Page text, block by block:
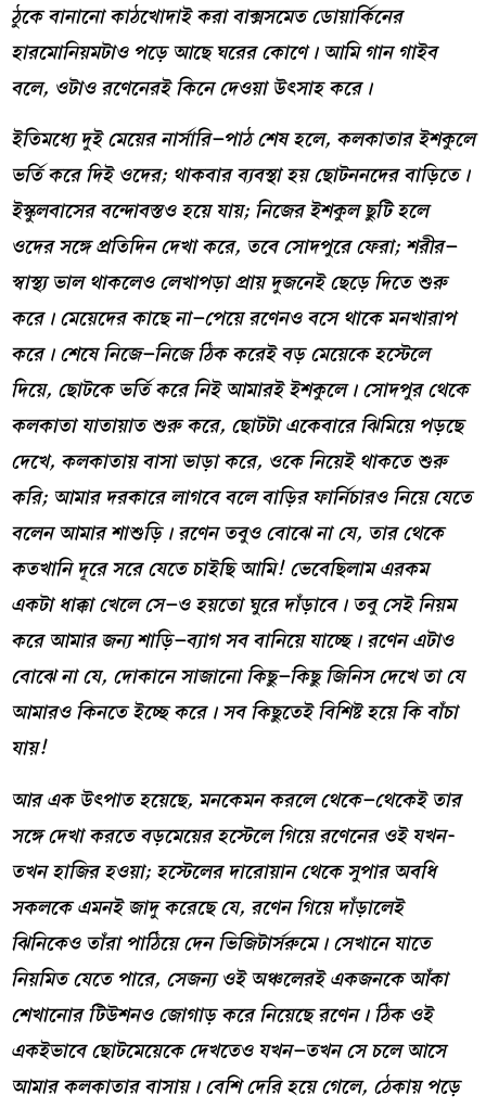
ঠুকে বানানো কাঠখোদাই করা বাক্সসমেত ডোয়ার্কিনের
হারমোনিয়মটাও পড়ে আছে ঘরের কোণে। আমি গান গাইব
বলে, ওটাও রণেনেরই কিনে দেওয়া উৎসাহ করে।
ইতিমধ্যে দুই মেয়ের নার্সারি–পাঠ শেষ হলে, কলকাতার ইশকুলে
ভর্তি করে দিই ওদের; থাকবার ব্যবস্থা হয় ছোটননদের বাড়িতে।
ইস্কুলবাসের বন্দোবস্তও হয়ে যায়; নিজের ইশকুল ছুটি হলে
ওদের সঙ্গে প্রতিদিন দেখা করে, তবে সোদপুরে ফেরা; শরীর–
স্বাস্থ্য ভাল থাকলেও লেখাপড়া প্রায় দুজনেই ছেড়ে দিতে শুরু
করে। মেয়েদের কাছে না–পেয়ে রণেনও বসে থাকে মনখারাপ
করে। শেষে নিজে–নিজে ঠিক করেই বড় মেয়েকে হস্টেলে
দিয়ে, ছোটকে ভর্তি করে নিই আমারই ইশকুলে। সোদপুর থেকে
কলকাতা যাতায়াত শুরু করে, ছোটটা একেবারে ঝিমিয়ে পড়ছে
দেখে, কলকাতায় বাসা ভাড়া করে, ওকে নিয়েই থাকতে শুরু
করি; আমার দরকারে লাগবে বলে বাড়ির ফার্নিচারও নিয়ে যেতে
বলেন আমার শাশুড়ি। রণেন তবুও বোঝে না যে, তার থেকে
কতখানি দূরে সরে যেতে চাইছি আমি!ভেবেছিলাম এরকম
একটা ধাক্কা খেলে সে–ও হয়তো ঘুরে দাঁড়াবে। তবু সেই নিয়ম
করে আমার জন্য শাড়ি–ব্যাগ সব বানিয়ে যাচ্ছে। রণেন এটাও
বোঝে না যে, দোকানে সাজানো কিছু–কিছু জিনিস দেখে তা যে
আমারও কিনতে ইচ্ছে করে। সব কিছুতেই বিশিষ্ট হয়ে কি বাঁচা
যায়!
আর এক উৎপাত হয়েছে, মনকেমন করলে থেকে–থেকেই তার
সঙ্গে দেখা করতে বড়মেয়ের হস্টেলে গিয়ে রণেনের ওই যখন-
তখন হাজির হওয়া; হস্টেলের দারোয়ান থেকে সুপার অবধি
সকলকে এমনই জাদু করেছে যে, রণেন গিয়ে দাঁড়ালেই
ঝিনিকেও তাঁরা পাঠিয়ে দেন ভিজিটার্সরুমে। সেখানে যাতে
নিয়মিত যেতে পারে, সেজন্য ওই অঞ্চলেরই একজনকে আঁকা
শেখানোর টিউশনও জোগাড় করে নিয়েছে রণেন। ঠিক ওই
একইভাবে ছোটমেয়েকে দেখতেও যখন–তখন সে চলে আসে
আমার কলকাতার বাসায়। বেশি দেরি হয়ে গেলে, ঠেকায় পড়ে